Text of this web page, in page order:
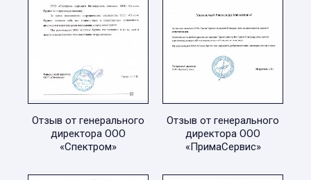
Отзыв от генерального
директора ООО
«Спектром»
Отзыв от генерального
директора ООО
«ПримаСервис»